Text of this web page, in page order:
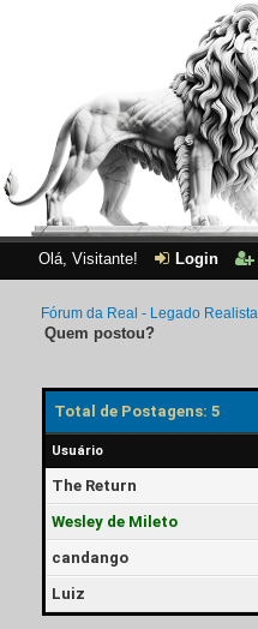
Olá, Visitante! Login
Fórum da Real - Legado Realista
Quem postou?
Total de Postagens: 5
Usuário
The Return
Wesley de Mileto
candango
Luiz